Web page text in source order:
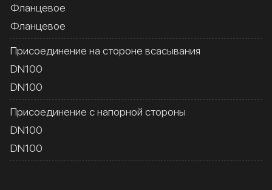
Фланцевое
Фланцевое
Присоединение на стороне всасывания
DN100
DN100
Присоединение с напорной стороны
DN100
DN100